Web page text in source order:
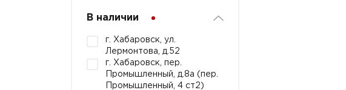
В наличии
г. Хабаровск, ул.
Лермонтова, д.52
г. Хабаровск, пер.
Промышленный, д.8а (пер.
Промышленный, 4 ст2)